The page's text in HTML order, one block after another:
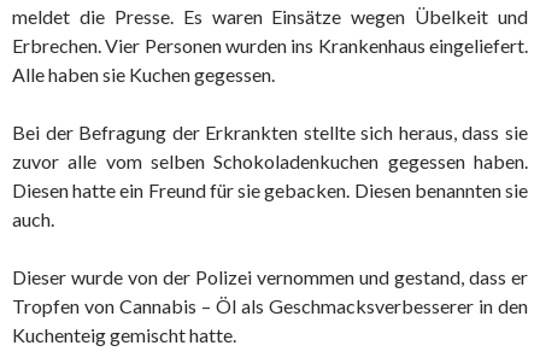
meldet die Presse. Es waren Einsätze wegen Übelkeit und
Erbrechen. Vier Personen wurden ins Krankenhaus eingeliefert.
Alle haben sie Kuchen gegessen.
Bei der Befragung der Erkrankten stellte sich heraus, dass sie
zuvor alle vom selben Schokoladenkuchen gegessen haben.
Diesen hatte ein Freund für sie gebacken. Diesen benannten sie
auch.
Dieser wurde von der Polizei vernommen und gestand, dass er
Tropfen von Cannabis – Öl als Geschmacksverbesserer in den
Kuchenteig gemischt hatte.